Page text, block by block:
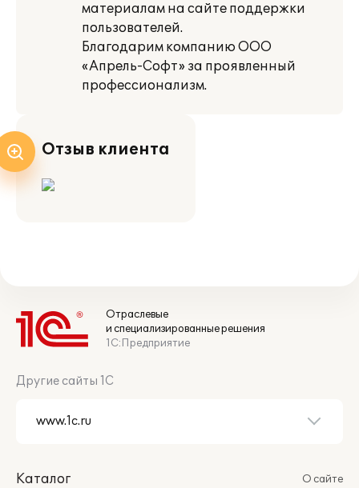
материалам на сайте поддержки
пользователей.
Благодарим компанию ООО
«Апрель-Софт» за проявленный
профессионализм.
Отзыв клиента
Отраслевые
и специализированные решения
1С:Предприятие
Другие сайты 1С
Каталог
О сайте